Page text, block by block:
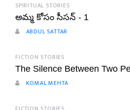
SPIRITUAL STORIES
అమ్మ కోసం సీసన్ - 1
ABDUL SATTAR
FICTION STORIES
The Silence Between Two
KOMAL MEHTA